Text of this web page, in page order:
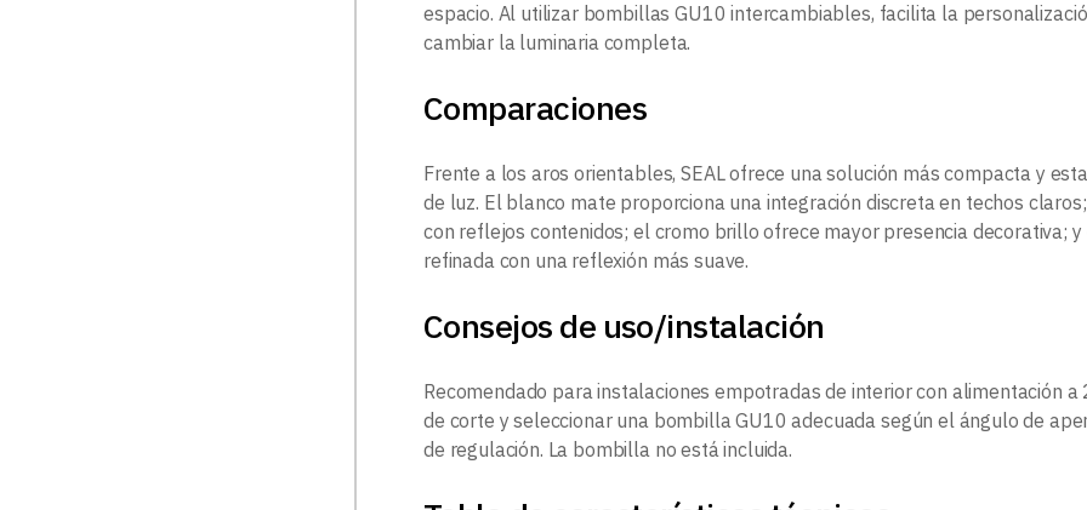
espacio. Al utilizar bombillas GU10 intercambiables, facilita la
cambiar la luminaria completa.
Comparaciones
Frente a los aros orientables, SEAL ofrece una solución más compacta y
de luz. El blanco mate proporciona una integración discreta en techos
con reflejos contenidos; el cromo brillo ofrece mayor presencia decorativa;
refinada con una reflexión más suave.
Consejos de uso/instalación
Recomendado para instalaciones empotradas de interior con alimentación
de corte y seleccionar una bombilla GU10 adecuada según el ángulo de
de regulación. La bombilla no está incluida.